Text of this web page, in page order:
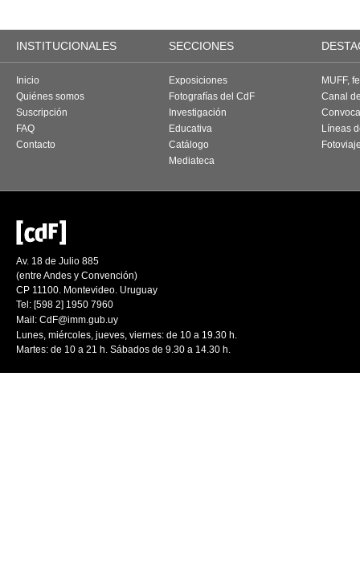
INSTITUCIONALES SECCIONES
Inicio
Quiénes somos
Suscripción
FAQ
Contacto
Exposiciones
Fotografías del CdF
Investigación
Educativa
Catálogo
Mediateca
MUFF,
Canal
Líneas
Av. 18 de Julio 885
(entre Andes y Convención)
CP 11100. Montevideo. Uruguay
Tel: [598 2] 1950 7960
Mail: CdF@imm.gub.uy
Lunes, miércoles, jueves, viernes: de 10 a 19.30 h.
Martes: de 10 a 21 h. Sábados de 9.30 a 14.30 h.